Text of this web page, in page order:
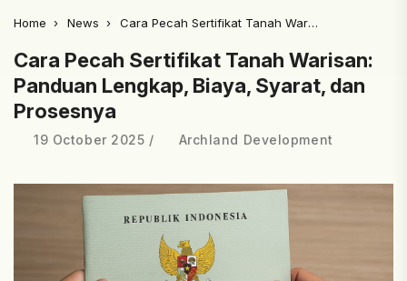
Home News Cara Pecah Sertifikat Tanah Warisan: Panduan Lengkap, Biaya, Syarat, dan Prosesnya
Cara Pecah Sertifikat Tanah Warisan:
Panduan Lengkap, Biaya, Syarat, dan
Prosesnya
19 October 2025 Archland Development